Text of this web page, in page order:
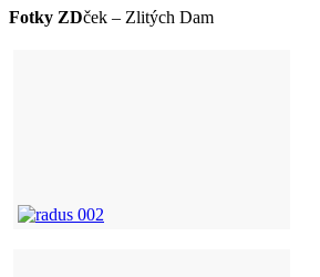
Fotky ZDček – Zlitých Dam